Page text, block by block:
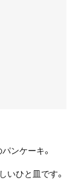
ンケーキ。
いひと皿です。